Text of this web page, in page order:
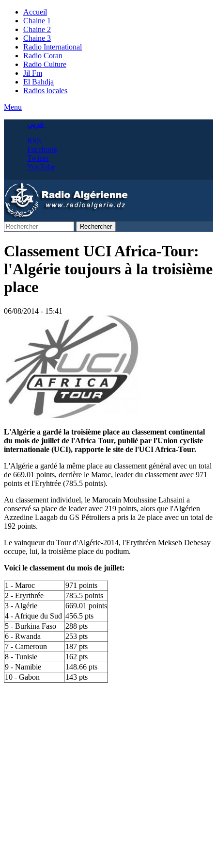
Accueil
Chaine 1
Chaine 2
Chaine 3
Radio International
Radio Coran
Radio Culture
Jil Fm
El Bahdja
Radios locales
Menu
عربي
RSS
Facebook
Twitter
YouTube
Rechercher
Classement UCI Africa-Tour:
l'Algérie toujours à la troisième
place
06/08/2014 - 15:41
L'Algérie a gardé la troisième place au classement continental
du mois de juillet de l'Africa Tour, publié par l'Union cycliste
internationale (UCI), rapporte le site de l'UCI Africa-Tour.
L'Algérie a gardé la même place au classement général avec un total
de 669.01 points, derrière le Maroc, leader du classement avec 971
points et l'Eryhtrée (785.5 points).
Au classement individuel, le Marocain Mouhssine Lahsaini a
conservé sa place de leader avec 219 points, alors que l'Algérien
Azzedine Laagab du GS Pétroliers a pris la 2e place avec un total de
192 points.
Le vainqueur du Tour d'Algérie-2014, l'Erythréen Mekseb Debesay
occupe, lui, la troisième place du podium.
Voici le classement du mois de juillet:
1 - Maroc
971 points
2 - Eryrthrée
785.5 points
3 - Algérie
669.01 points
4 - Afrique du Sud 456.5 pts
5 - Burkina Faso
288 pts
6 - Rwanda
253 pts
7 - Cameroun
187 pts
8 - Tunisie
162 pts
9 - Namibie
148.66 pts
10 - Gabon
143 pts